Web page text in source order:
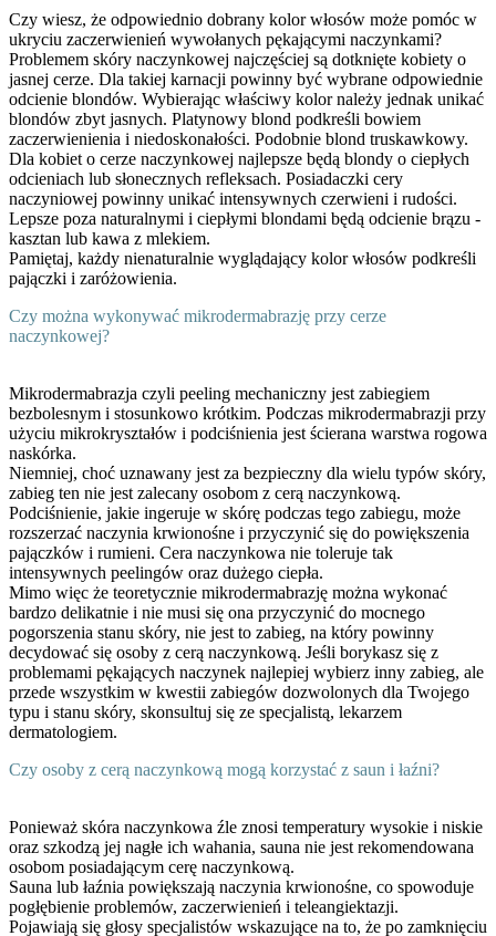
Czy wiesz, że odpowiednio dobrany kolor włosów może pomóc w
ukryciu zaczerwienień wywołanych pękającymi naczynkami?
Problemem skóry naczynkowej najczęściej są dotknięte kobiety o
jasnej cerze. Dla takiej karnacji powinny być wybrane odpowiednie
odcienie blondów. Wybierając właściwy kolor należy jednak unikać
blondów zbyt jasnych. Platynowy blond podkreśli bowiem
zaczerwienienia i niedoskonałości. Podobnie blond truskawkowy.
Dla kobiet o cerze naczynkowej najlepsze będą blondy o ciepłych
odcieniach lub słonecznych refleksach. Posiadaczki cery
naczyniowej powinny unikać intensywnych czerwieni i rudości.
Lepsze poza naturalnymi i ciepłymi blondami będą odcienie brązu -
kasztan lub kawa z mlekiem.
Pamiętaj, każdy nienaturalnie wyglądający kolor włosów podkreśli
pajączki i zaróżowienia.
Czy można wykonywać mikrodermabrazję przy cerze
naczynkowej?
Mikrodermabrazja czyli peeling mechaniczny jest zabiegiem
bezbolesnym i stosunkowo krótkim. Podczas mikrodermabrazji przy
użyciu mikrokryształów i podciśnienia jest ścierana warstwa rogowa
naskórka.
Niemniej, choć uznawany jest za bezpieczny dla wielu typów skóry,
zabieg ten nie jest zalecany osobom z cerą naczynkową.
Podciśnienie, jakie ingeruje w skórę podczas tego zabiegu, może
rozszerzać naczynia krwionośne i przyczynić się do powiększenia
pajączków i rumieni. Cera naczynkowa nie toleruje tak
intensywnych peelingów oraz dużego ciepła.
Mimo więc że teoretycznie mikrodermabrazję można wykonać
bardzo delikatnie i nie musi się ona przyczynić do mocnego
pogorszenia stanu skóry, nie jest to zabieg, na który powinny
decydować się osoby z cerą naczynkową. Jeśli borykasz się z
problemami pękających naczynek najlepiej wybierz inny zabieg, ale
przede wszystkim w kwestii zabiegów dozwolonych dla Twojego
typu i stanu skóry, skonsultuj się ze specjalistą, lekarzem
dermatologiem.
Czy osoby z cerą naczynkową mogą korzystać z saun i łaźni?
Ponieważ skóra naczynkowa źle znosi temperatury wysokie i niskie
oraz szkodzą jej nagłe ich wahania, sauna nie jest rekomendowana
osobom posiadającym cerę naczynkową.
Sauna lub łaźnia powiększają naczynia krwionośne, co spowoduje
pogłębienie problemów, zaczerwienień i teleangiektazji.
Pojawiają się głosy specjalistów wskazujące na to, że po zamknięciu